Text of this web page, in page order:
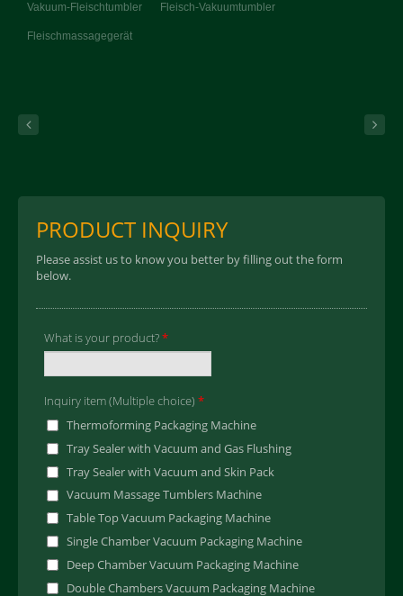
Vakuum-Fleischtumbler Fleisch-Vakuumtumbler
Fleischmassagegerät